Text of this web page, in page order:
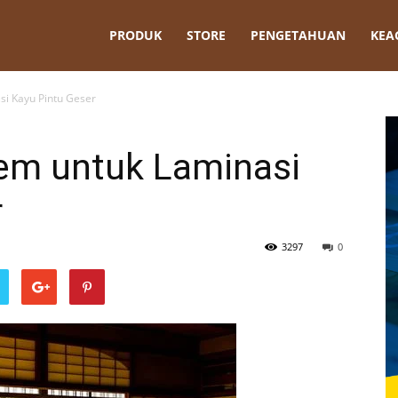
PRODUK STORE PENGETAHUAN
Kayu Pintu Geser
untuk Laminasi
0
3297